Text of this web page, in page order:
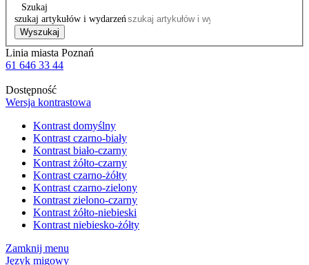
Szukaj
szukaj artykułów i wydarzeń
Wyszukaj
Linia miasta Poznań
61 646 33 44
Dostępność
Wersja kontrastowa
Kontrast domyślny
Kontrast czarno-biały
Kontrast biało-czarny
Kontrast żółto-czarny
Kontrast czarno-żółty
Kontrast czarno-zielony
Kontrast zielono-czarny
Kontrast żółto-niebieski
Kontrast niebiesko-żółty
Zamknij menu
Język migowy